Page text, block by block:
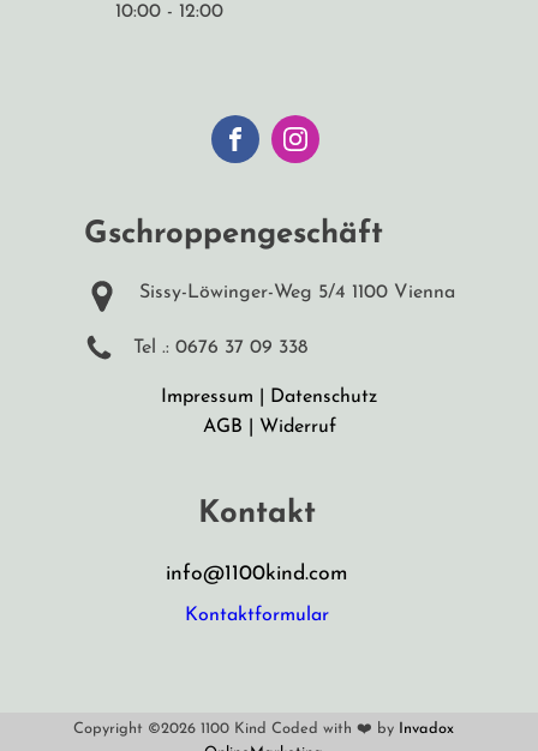
10:00 - 12:00
Gschroppengeschäft
Sissy-Löwinger-Weg 5/4 1100 Vienna
Tel .: 0676 37 09 338
Impressum
Datenschutz
AGB
Widerruf
Kontakt
info@1100kind.com
Kontaktformular
Copyright ©2026 1100 Kind Coded with ❤️ by
Invadox